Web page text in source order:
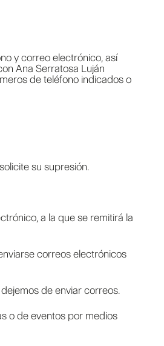
y correo electrónico, así
Ana Serratosa Luján
de teléfono indicados o
su supresión.
a la que se remitirá la
correos electrónicos
de enviar correos.
o de eventos por medios